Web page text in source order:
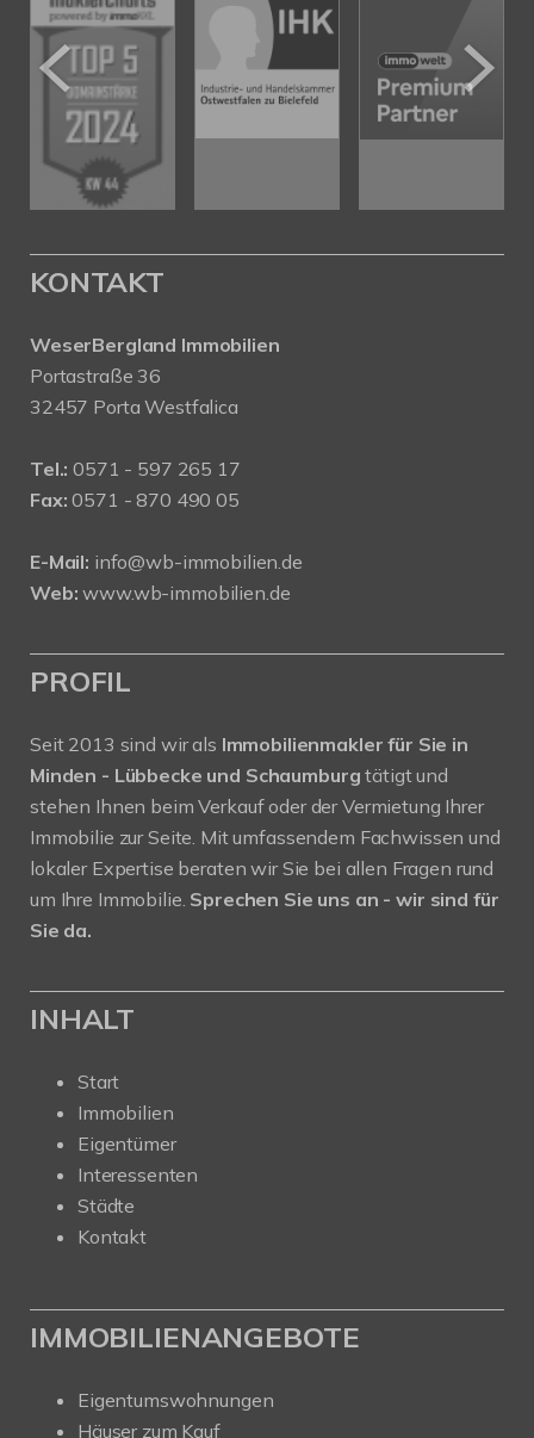
KONTAKT
WeserBergland Immobilien
Portastraße 36
32457 Porta Westfalica
Tel.: 0571 - 597 265 17
Fax: 0571 - 870 490 05
E-Mail: info@wb-immobilien.de
Web: www.wb-immobilien.de
PROFIL
Seit 2013 sind wir als Immobilienmakler für Sie in
Minden - Lübbecke und Schaumburgtätigt und
stehen Ihnen beim Verkauf oder der Vermietung Ihrer
Immobilie zur Seite. Mit umfassendem Fachwissen und
lokaler Expertise beraten wir Sie bei allen Fragen rund
um Ihre Immobilie. Sprechen Sie uns an - wir sind für
Sie da.
INHALT
Start
Immobilien
Eigentümer
Interessenten
Städte
Kontakt
IMMOBILIENANGEBOTE
Eigentumswohnungen
Häuser zum Kauf